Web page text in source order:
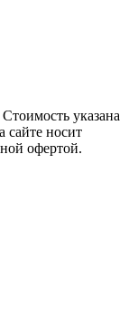
указана
носит
офертой.